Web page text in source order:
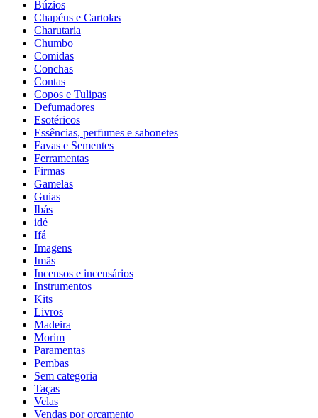
Búzios
Chapéus e Cartolas
Charutaria
Chumbo
Comidas
Conchas
Contas
Copos e Tulipas
Defumadores
Esotéricos
Essências, perfumes e sabonetes
Favas e Sementes
Ferramentas
Firmas
Gamelas
Guias
Ibás
idé
Ifá
Imagens
Imãs
Incensos e incensários
Instrumentos
Kits
Livros
Madeira
Morim
Paramentas
Pembas
Sem categoria
Taças
Velas
Vendas por orçamento